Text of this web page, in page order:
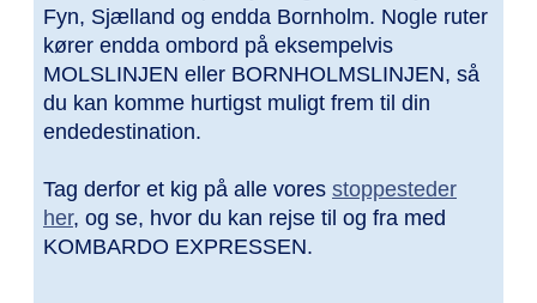
Fyn, Sjælland og endda Bornholm. Nogle ruter
kører endda ombord på eksempelvis
MOLSLINJEN eller BORNHOLMSLINJEN, så
du kan komme hurtigst muligt frem til din
endedestination.
Tag derfor et kig på alle vores stoppesteder
her, og se, hvor du kan rejse til og fra med
KOMBARDO EXPRESSEN.